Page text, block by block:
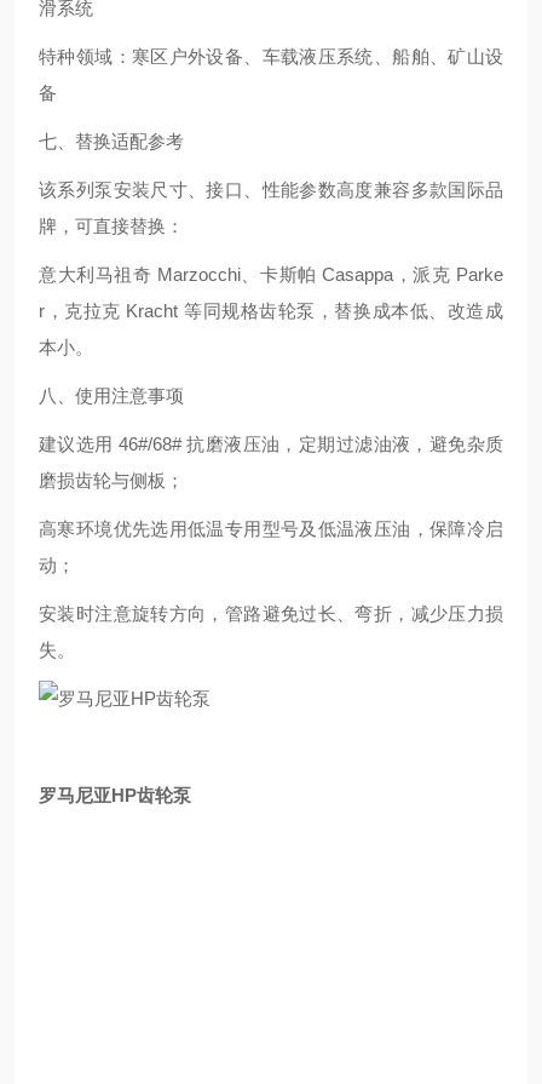
滑系统
特种领域：寒区户外设备、车载液压系统、船舶、矿山设
备
七、替换适配参考
该系列泵安装尺寸、接口、性能参数高度兼容多款国际品
牌，可直接替换：
意大利马祖奇 Marzocchi、卡斯帕 Casappa，派克 Parke
r，克拉克 Kracht 等同规格齿轮泵，替换成本低、改造成
本小。
八、使用注意事项
建议选用 46#/68# 抗磨液压油，定期过滤油液，避免杂质
磨损齿轮与侧板；
高寒环境优先选用低温专用型号及低温液压油，保障冷启
动；
安装时注意旋转方向，管路避免过长、弯折，减少压力损
失。
罗马尼亚HP齿轮泵